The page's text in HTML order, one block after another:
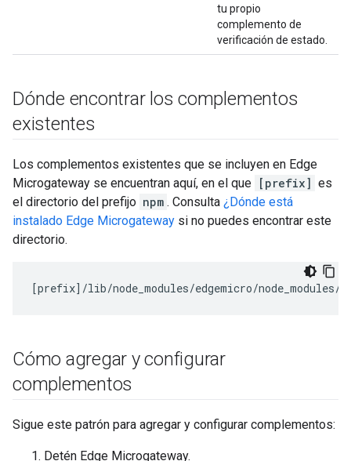
tu propio
complemento de
verificación de estado.
Dónde encontrar los complementos
existentes
Los complementos existentes que se incluyen en Edge
Microgateway se encuentran aquí, en el que [prefix] es
el directorio del prefijo npm . Consulta ¿Dónde está
instalado Edge Microgateway si no puedes encontrar este
directorio.
[prefix]/lib/node_modules/edgemicro/node_modules/
Cómo agregar y configurar
complementos
Sigue este patrón para agregar y configurar complementos:
Detén Edge Microgateway.